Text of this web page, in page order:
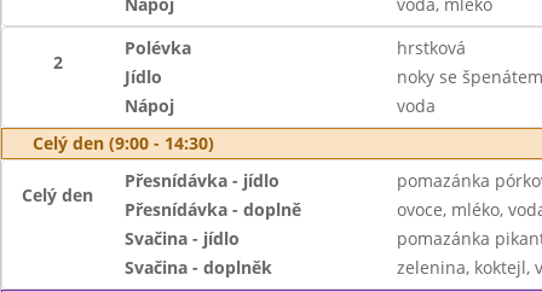
2
Polévka
hrstková
Jídlo
noky se
Nápoj
voda
Celý den (9:00 - 14:30)
Celý den
Přesnídávka - jídlo
pomazánka
Přesnídávka - doplně
ovoce, mléko,
Svačina - jídlo
pomazánka
Svačina - doplněk
zelenina, koktejl,